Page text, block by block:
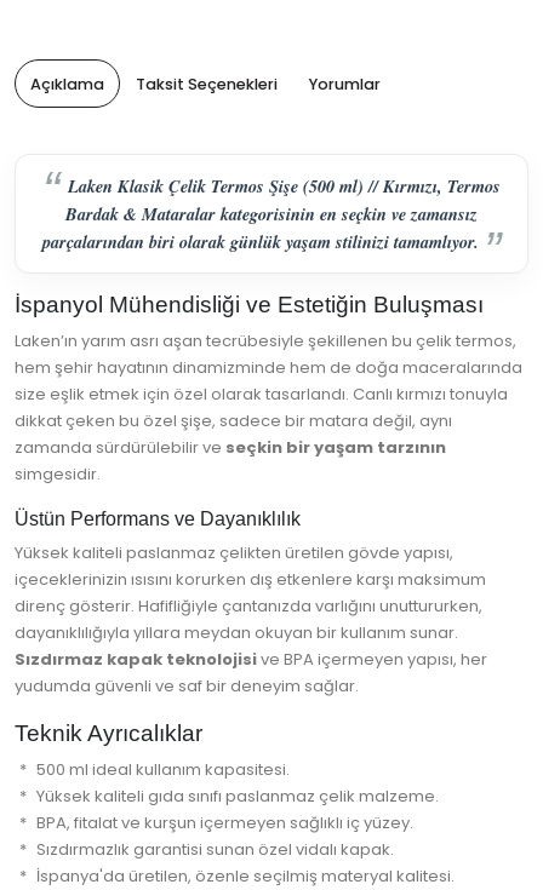
Açıklama Taksit Seçenekleri Yorumlar
Laken Klasik Çelik Termos Şişe (500 ml) // Kırmızı, Termos
Bardak & Mataralar kategorisinin en seçkin ve zamansız
parçalarından biri olarak günlük yaşam stilinizi tamamlıyor.
İspanyol Mühendisliği ve Estetiğin Buluşması
Laken’ın yarım asrı aşan tecrübesiyle şekillenen bu çelik termos,
hem şehir hayatının dinamizminde hem de doğa maceralarında
size eşlik etmek için özel olarak tasarlandı. Canlı kırmızı tonuyla
dikkat çeken bu özel şişe, sadece bir matara değil, aynı
zamanda sürdürülebilir ve seçkin bir yaşam tarzının
simgesidir.
Üstün Performans ve Dayanıklılık
Yüksek kaliteli paslanmaz çelikten üretilen gövde yapısı,
içeceklerinizin ısısını korurken dış etkenlere karşı maksimum
direnç gösterir. Hafifliğiyle çantanızda varlığını unuttururken,
dayanıklılığıyla yıllara meydan okuyan bir kullanım sunar.
Sızdırmaz kapak teknolojisive BPA içermeyen yapısı, her
yudumda güvenli ve saf bir deneyim sağlar.
Teknik Ayrıcalıklar
500 ml ideal kullanım kapasitesi.
Yüksek kaliteli gıda sınıfı paslanmaz çelik malzeme.
BPA, fitalat ve kurşun içermeyen sağlıklı iç yüzey.
Sızdırmazlık garantisi sunan özel vidalı kapak.
İspanya'da üretilen, özenle seçilmiş materyal kalitesi.